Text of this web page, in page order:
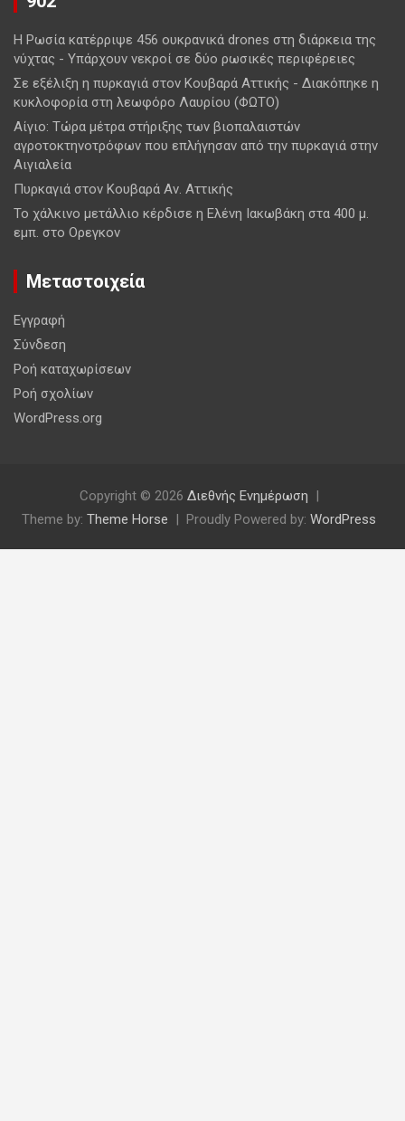
Η Ρωσία κατέρριψε 456 ουκρανικά drones στη διάρκεια της
νύχτας - Υπάρχουν νεκροί σε δύο ρωσικές περιφέρειες
Σε εξέλιξη η πυρκαγιά στον Κουβαρά Αττικής - Διακόπηκε η
κυκλοφορία στη λεωφόρο Λαυρίου (ΦΩΤΟ)
Αίγιο: Τώρα μέτρα στήριξης των βιοπαλαιστών
αγροτοκτηνοτρόφων που επλήγησαν από την πυρκαγιά στην
Αιγιαλεία
Πυρκαγιά στον Κουβαρά Αν. Αττικής
Το χάλκινο μετάλλιο κέρδισε η Ελένη Ιακωβάκη στα 400 μ.
εμπ. στο Ορεγκον
Μεταστοιχεία
Εγγραφή
Σύνδεση
Ροή καταχωρίσεων
Ροή σχολίων
WordPress.org
Copyright © 2026 Διεθνής Ενημέρωση
Theme by: Theme Horse Proudly Powered by: WordPress